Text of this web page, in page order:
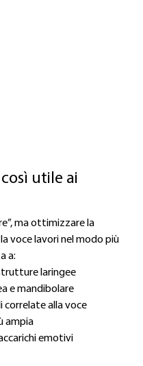
utile ai
ma ottimizzare la
voce lavori nel modo più
a:
laringee
e mandibolare
correlate alla voce
ampia
emotivi